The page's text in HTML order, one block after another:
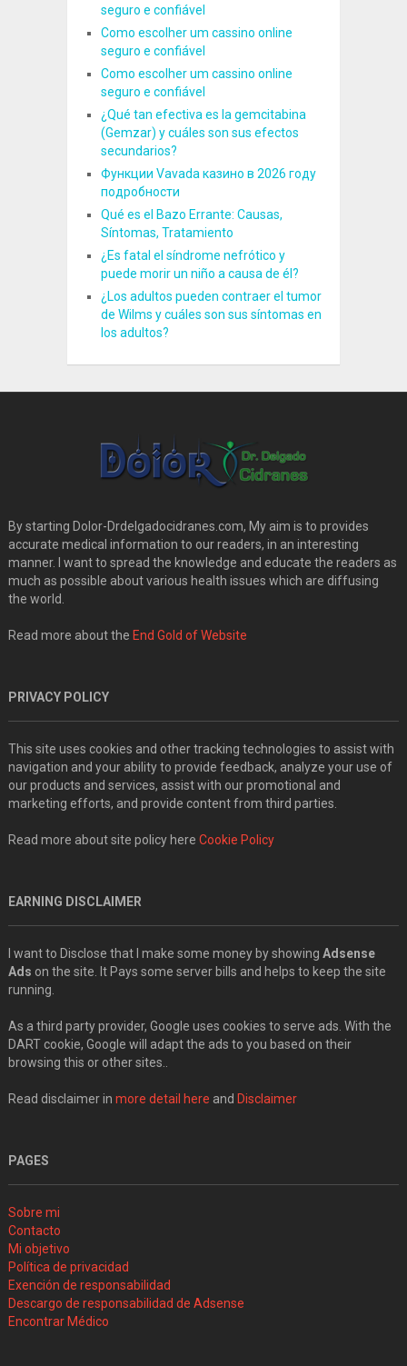
seguro e confiável
Como escolher um cassino online
seguro e confiável
Como escolher um cassino online
seguro e confiável
¿Qué tan efectiva es la gemcitabina
(Gemzar) y cuáles son sus efectos
secundarios?
Функции Vavada казино в 2026 году
подробности
Qué es el Bazo Errante: Causas,
Síntomas, Tratamiento
¿Es fatal el síndrome nefrótico y
puede morir un niño a causa de él?
¿Los adultos pueden contraer el tumor
de Wilms y cuáles son sus síntomas en
los adultos?
By starting Dolor-Drdelgadocidranes.com, My aim is to provides
accurate medical information to our readers, in an interesting
manner. I want to spread the knowledge and educate the readers as
much as possible about various health issues which are diffusing
the world.
Read more about the End Gold of Website
PRIVACY POLICY
This site uses cookies and other tracking technologies to assist with
navigation and your ability to provide feedback, analyze your use of
our products and services, assist with our promotional and
marketing efforts, and provide content from third parties.
Read more about site policy here Cookie Policy
EARNING DISCLAIMER
I want to Disclose that I make some money by showing Adsense
Ads on the site. It Pays some server bills and helps to keep the site
running.
As a third party provider, Google uses cookies to serve ads. With the
DART cookie, Google will adapt the ads to you based on their
browsing this or other sites..
Read disclaimer in more detail here and Disclaimer
PAGES
Sobre mi
Contacto
Mi objetivo
Política de privacidad
Exención de responsabilidad
Descargo de responsabilidad de Adsense
Encontrar Médico